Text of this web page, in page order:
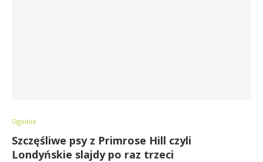
Ogólnie
Szczęśliwe psy z Primrose Hill czyli
Londyńskie slajdy po raz trzeci